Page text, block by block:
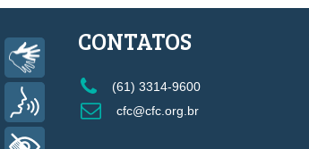
CONTATOS
(61) 3314-9600
cfc@cfc.org.br
Voz